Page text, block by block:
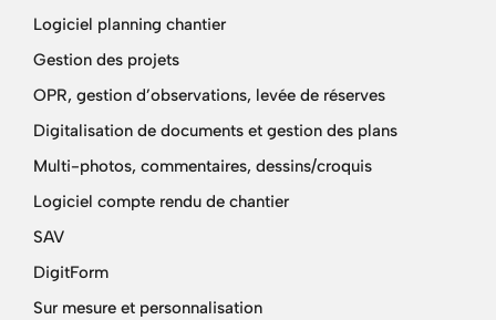
Logiciel planning chantier
Gestion des projets
OPR, gestion d’observations, levée de réserves
Digitalisation de documents et gestion des plans
Multi-photos, commentaires, dessins/croquis
Logiciel compte rendu de chantier
SAV
DigitForm
Sur mesure et personnalisation